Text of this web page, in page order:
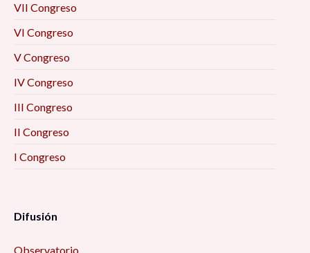
VII Congreso
VI Congreso
V Congreso
IV Congreso
III Congreso
II Congreso
I Congreso
Difusión
Observatorio